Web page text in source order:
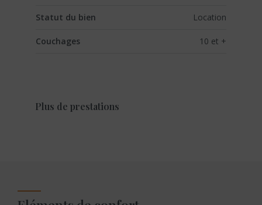
Statut du bien Location
Couchages 10 et +
Plus de prestations